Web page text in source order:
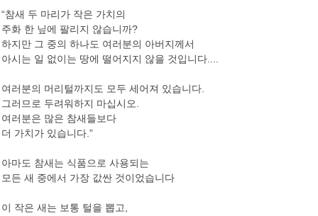
“참새 두 마리가 작은 가치의
주화 한 닢에 팔리지 않습니까?
하지만 그 중의 하나도 여러분의 아버지께서
아시는 일 없이는 땅에 떨어지지 않을 것입니다....
여러분의 머리털까지도 모두 세어져 있습니다.
그러므로 두려워하지 마십시오.
여러분은 많은 참새들보다
더 가치가 있습니다.”
아마도 참새는 식품으로 사용되는
모든 새 중에서 가장 값싼 것이었습니다
이 작은 새는 보통 털을 뽑고,